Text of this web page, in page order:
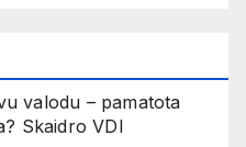
valodu – pamatota
Skaidro VDI